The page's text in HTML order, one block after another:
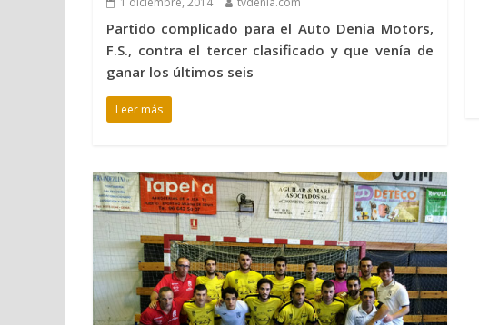
Partido complicado para el Auto Denia Motors,
F.S., contra el tercer clasificado y que venía de
ganar los últimos seis
Leer más